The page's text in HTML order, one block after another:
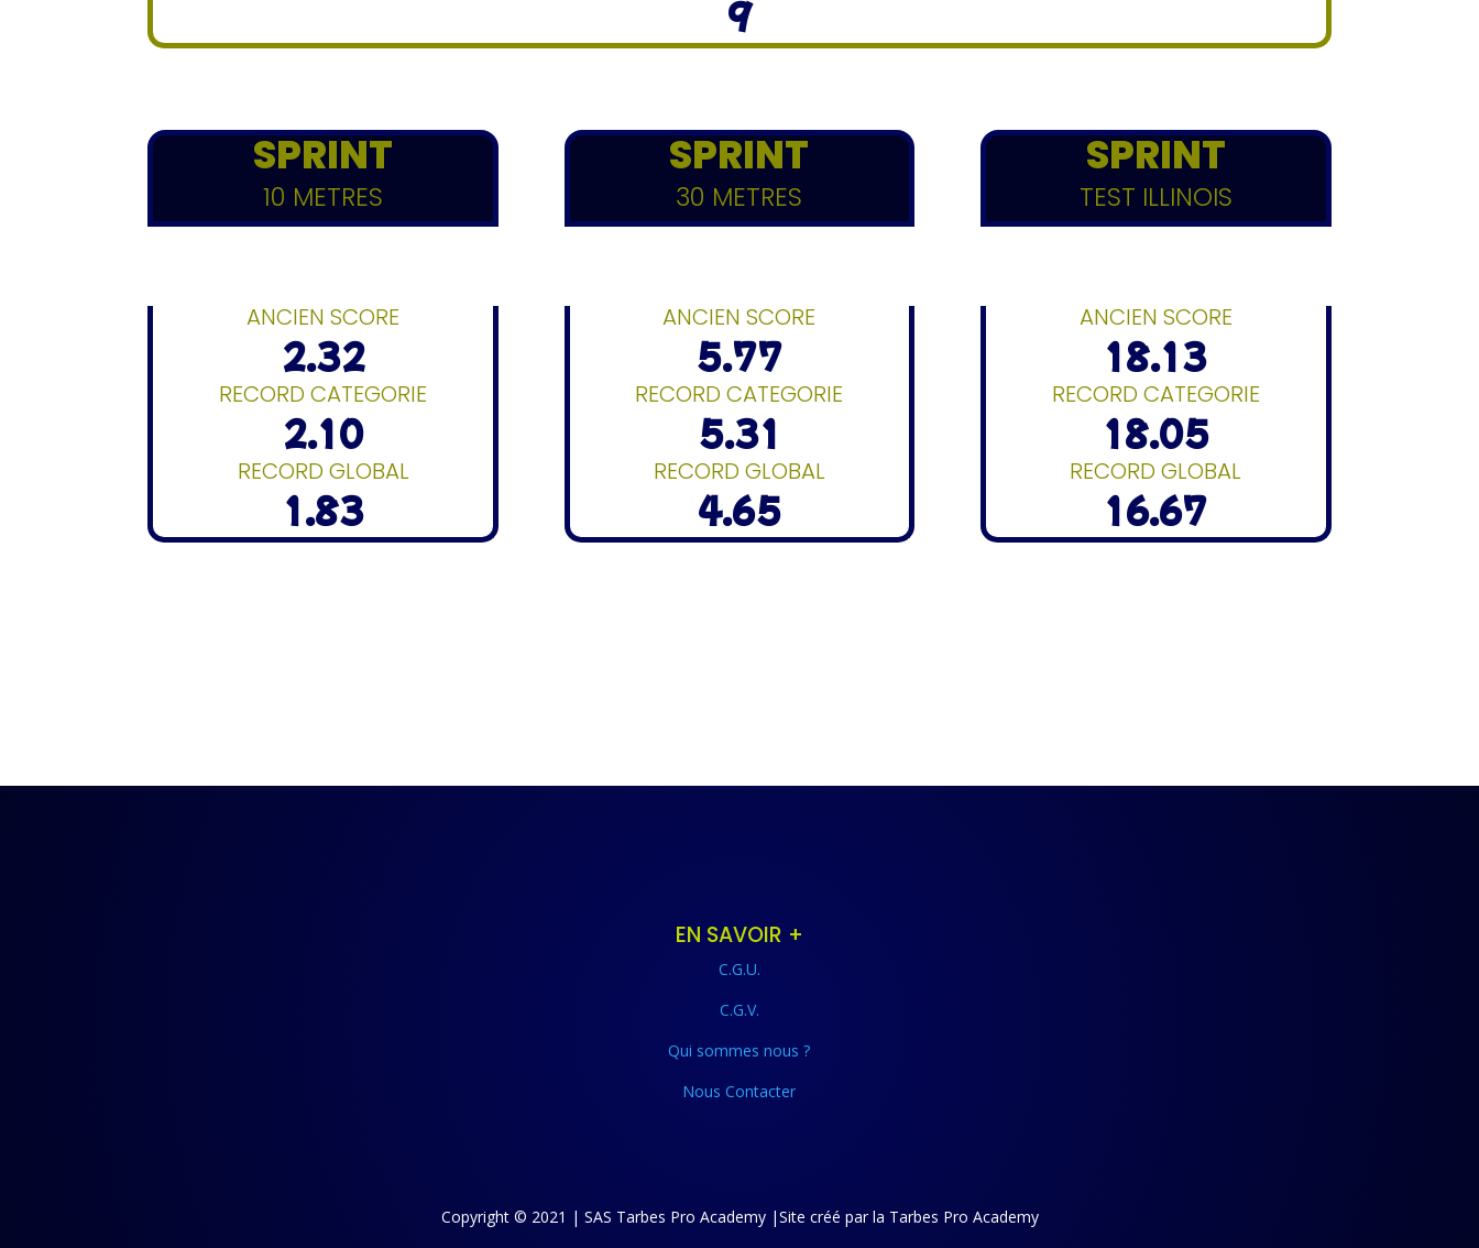
9
SPRINT
10 METRES
ANCIEN SCORE
2.32
RECORD CATEGORIE
2.10
RECORD GLOBAL
1.83
SPRINT
30 METRES
ANCIEN SCORE
5.77
RECORD CATEGORIE
5.31
RECORD GLOBAL
4.65
SPRINT
TEST ILLINOIS
ANCIEN SCORE
18.13
RECORD CATEGORIE
18.05
RECORD GLOBAL
16.67
EN SAVOIR +
C.G.U.
C.G.V.
Qui sommes nous ?
Nous Contacter
Copyright © 2021 | SAS Tarbes Pro Academy |Site créé par la Tarbes Pro Academy